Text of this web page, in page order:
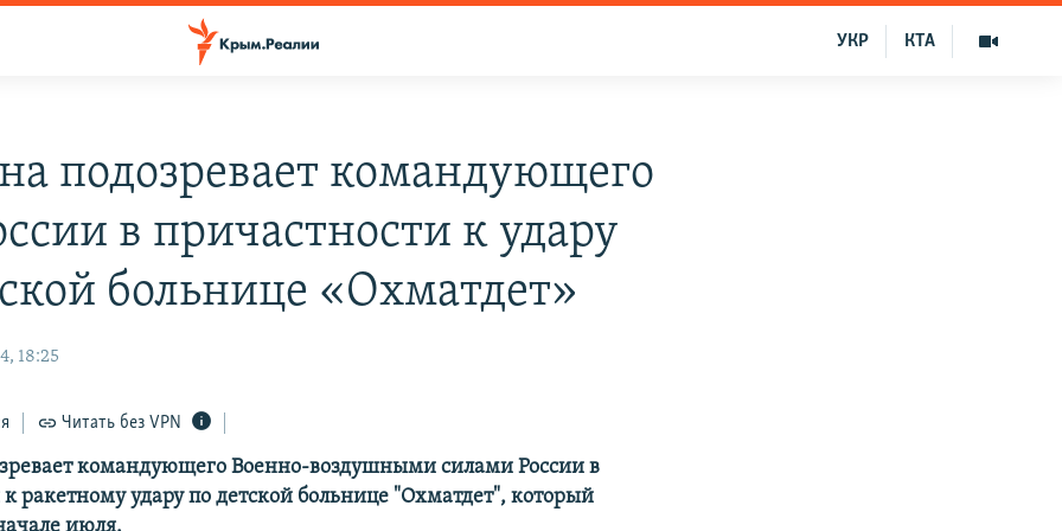
КТА
УКР
подозревает командующего
в причастности к удару
больнице «Охматдет»
18:25
Читать без VPN
командующего Военно-воздушными силами России в
ракетному удару по детской больнице "Охматдет", который